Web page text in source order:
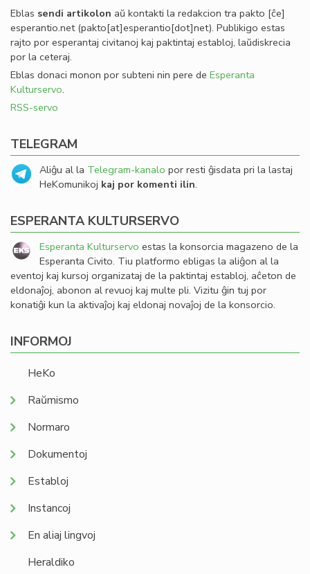
Eblas sendi artikolon aŭ kontakti la redakcion tra pakto [ĉe]
esperantio.net(pakto[at]esperantio[dot]net). Publikigo estas
rajto por esperantaj civitanoj kaj paktintaj establoj, laŭdiskrecia
por la ceteraj.
Eblas donaci monon por subteni nin pere de Esperanta
Kulturservo.
RSS-servo
TELEGRAM
Aliĝu al la Telegram-kanalo por resti ĝisdata pri la lastaj
HeKomunikoj kaj por komenti ilin.
ESPERANTA KULTURSERVO
Esperanta Kulturservo estas la konsorcia magazeno de la
Esperanta Civito. Tiu platformo ebligas la aliĝon al la
eventoj kaj kursoj organizataj de la paktintaj establoj, aĉeton de
eldonaĵoj, abonon al revuoj kaj multe pli. Vizitu ĝin tuj por
konatiĝi kun la aktivaĵoj kaj eldonaj novaĵoj de la konsorcio.
INFORMOJ
HeKo
Raŭmismo
Normaro
Dokumentoj
Establoj
Instancoj
En aliaj lingvoj
Heraldiko